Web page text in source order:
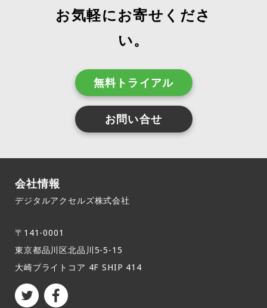
お気軽にお寄せくださ
い。
無料トライアル
お問い合せ
会社情報
デジタルアクセルズ株式会社
〒141-0001
東京都品川区北品川5-5-15​
大崎ブライトコア 4F SHIP 414